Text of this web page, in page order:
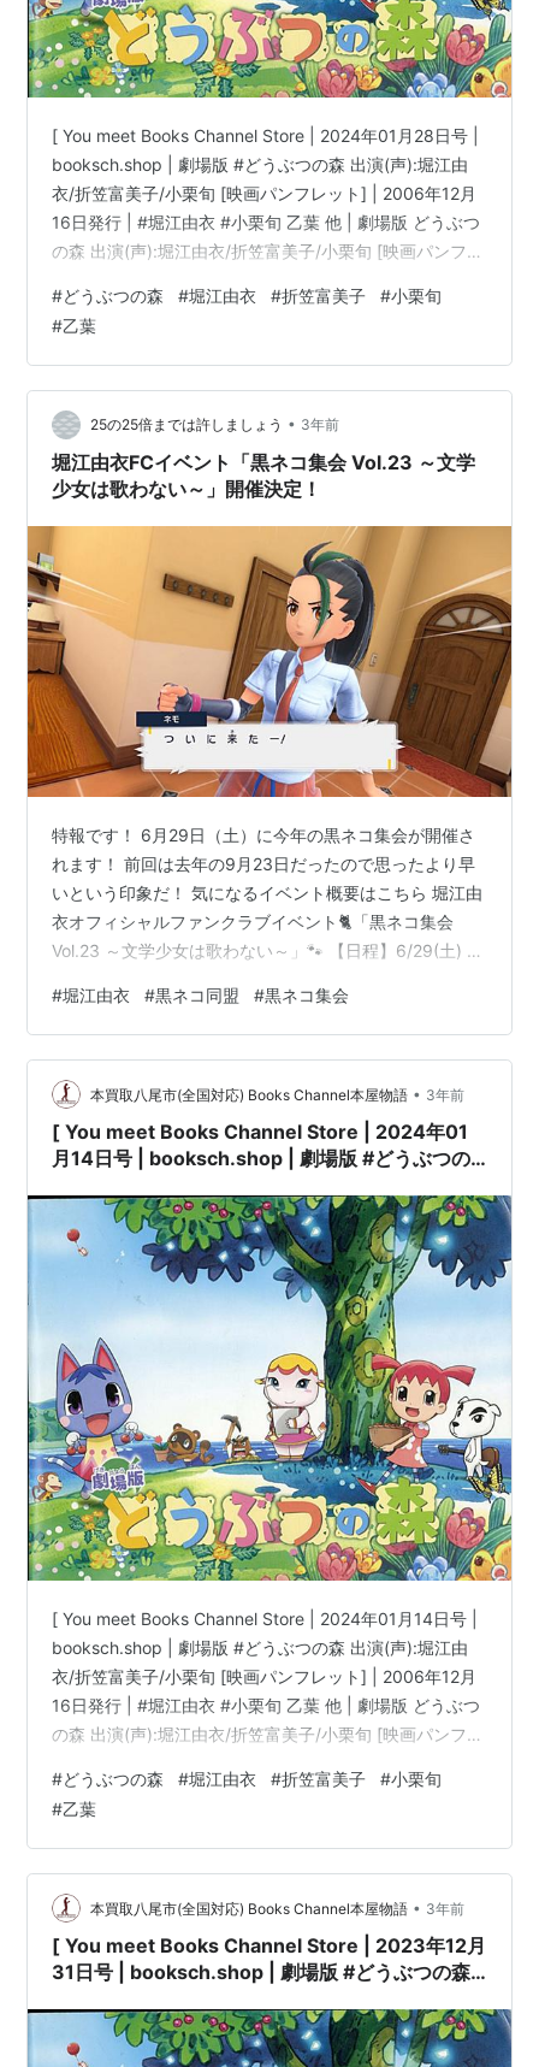
黒猫と月気球をめぐる冒険（2001年11月29日）
sky（2003年7月24日）
嘘つきアリスとくじら号をめぐる冒険（2005年11月
23日）
Darling（2008年1月30日）
HONEY JET!!（2009年7月15日）
秘密 （2012年2月22日）
ワールドエンドの庭 （2015年1月7日）
ほっ？ （2003年3月26日）
BEST ALBUM（2012年9月20日）
「金魚鉢プラネット」
「ストロベリー日和」
「堀江由衣をめぐる冒険・冒険の書」
「LAST DANCE―黒薔薇保存会The FILE」
「空散歩日和」
リスト::声優/は行
[ You meet Books Channel Store | 2024年01月28日号 |
booksch.shop | 劇場版 #どうぶつの森 出演(声):堀江由
衣/折笠富美子/小栗旬 [映画パンフレット] | 2006年12月
16日発行 | #堀江由衣 #小栗旬 乙葉 他 | 劇場版 どうぶつ
の森 出演(声):堀江由衣/折笠富美子/小栗旬 [映画パンフレ
古書「良」。[映画パンフレット][※発行所:東宝]
[※EAN:4988104036391][※2006年12月16日発行][※数ペ
ージ折れ有][※経年多少劣化有][※表紙折れ・経年…
#どうぶつの森 #堀江由衣 #折笠富美子 #小栗旬
#乙葉
25の25倍までは許しましょう • 3年前
堀江由衣FCイベント「黒ネコ集会 Vol.23 ～文学
少女は歌わない～」開催決定！
特報です！ 6月29日（土）に今年の黒ネコ集会が開催さ
れます！ 前回は去年の9月23日だったので思ったより早
いという印象だ！ 気になるイベント概要はこちら 堀江由
衣オフィシャルファンクラブイベント🐈「黒ネコ集会
Vol.23 ～文学少女は歌わない～」🐾 【日程】6/29(土) 開
ございます。【会場】市川市文化会館 大ホール【申込受
付期間】2/1（木）12:00～2/13（火）23:59
www.kuroneko-union.com 申し込みは2月から、忘れな
いようにしましょう！ まだファンクラブに入っていない
人は今からでも間に合いま…
#堀江由衣 #黒ネコ同盟 #黒ネコ集会
本買取八尾市(全国対応) Books Channel本屋物語 • 3年前
[ You meet Books Channel Store | 2024年01
月14日号 | booksch.shop | 劇場版 #どうぶつの
ンフレット] | 2006年12月16日発行 | #堀江由衣
#小栗旬 乙葉 他 |
[ You meet Books Channel Store | 2024年01月14日号 |
booksch.shop | 劇場版 #どうぶつの森 出演(声):堀江由
衣/折笠富美子/小栗旬 [映画パンフレット] | 2006年12月
16日発行 | #堀江由衣 #小栗旬 乙葉 他 | 劇場版 どうぶつ
の森 出演(声):堀江由衣/折笠富美子/小栗旬 [映画パンフレ
古書「良」。[映画パンフレット][※発行所:東宝]
[※EAN:4988104036391][※2006年12月16日発行][※数ペ
ージ折れ有][※経年多少劣化有][※表紙折れ・経年…
#どうぶつの森 #堀江由衣 #折笠富美子 #小栗旬
#乙葉
本買取八尾市(全国対応) Books Channel本屋物語 • 3年前
[ You meet Books Channel Store | 2023年12月
31日号 | booksch.shop | 劇場版 #どうぶつの森
フレット] | 2006年12月16日発行 | #堀江由衣 #
小栗旬 乙葉 他 |